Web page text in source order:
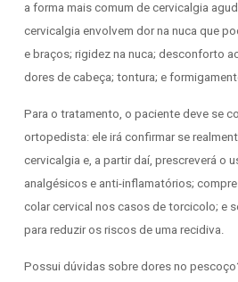
a forma mais comum de cervicalgia
cervicalgia envolvem dor na nuca que
e braços; rigidez na nuca; desconforto
dores de cabeça; tontura; e
Para o tratamento, o paciente deve se
ortopedista: ele irá confirmar se
cervicalgia e, a partir daí, prescreverá o
analgésicos e anti-inflamatórios;
colar cervical nos casos de torcicolo; e
para reduzir os riscos de uma recidiva.
Possui dúvidas sobre dores no